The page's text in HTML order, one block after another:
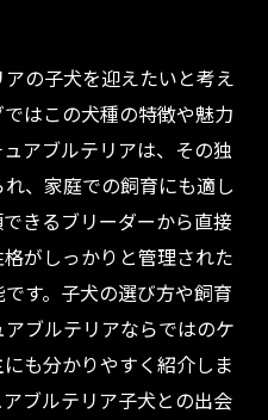
の子犬を迎えたいと考え
はこの犬種の特徴や魅力
アブルテリアは、その独
、家庭での飼育にも適し
きるブリーダーから直接
がしっかりと管理された
す。子犬の選び方や飼育
ブルテリアならではのケ
も分かりやすく紹介しま
ブルテリア子犬との出会